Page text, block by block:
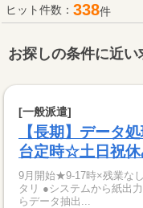
ヒット件数： 338件
お探しの条件に近い
[一般派遣]
【長期】データ
台定時☆土日祝休
9月開始★9‐17時×残業な
タリ ●システムから紙出
らデータ抽出...